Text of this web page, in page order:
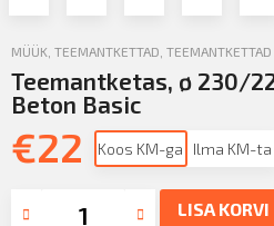
MÜÜK TEEMANTKETTAD TEEMANTKETTAD
Teemantketas, ø 230/
Beton Basic
€22 Koos KM-ga Ilma KM-ta
LISA KORVI